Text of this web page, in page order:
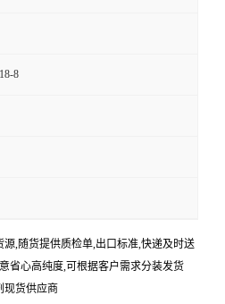
8
,随货提供质检单,出口标准,快递及时送
省心高纯度,可根据客户需求分装发货
现货供应商